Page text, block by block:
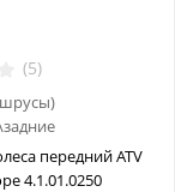
(5)
передний ATV
4.1.01.0250